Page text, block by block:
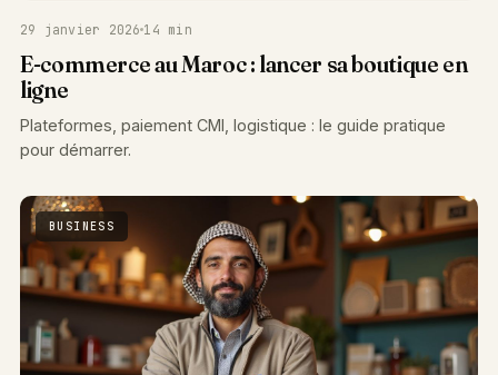
29 janvier 2026 14 min
E-commerce au Maroc : lancer sa boutique en
ligne
Plateformes, paiement CMI, logistique : le guide pratique
pour démarrer.
BUSINESS